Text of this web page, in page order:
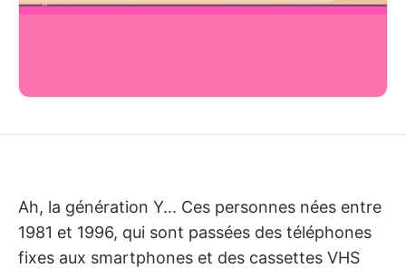
Ah, la génération Y... Ces personnes nées entre
1981 et 1996, qui sont passées des téléphones
fixes aux smartphones et des cassettes VHS